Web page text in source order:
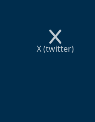
X (twitter)